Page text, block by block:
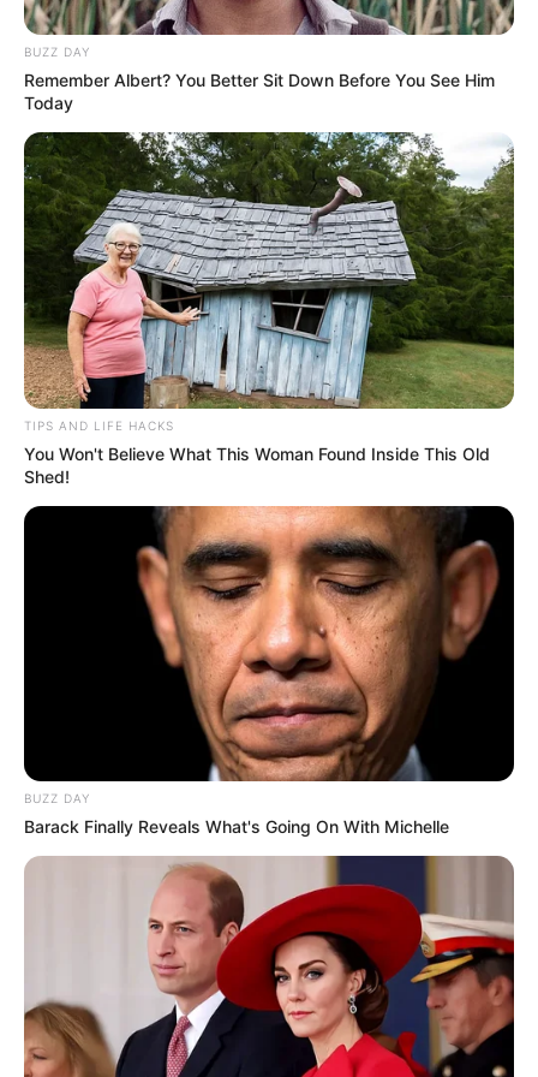
Ia pernah dikabarkan memiliki hubungan romantis dengan lawan
mainnya Xiao Zhan. Hal ini dikaenakan, Xiao Zhan sering
berinteraksi di Weibo. Tak ada konfirmasi hubungan keduanya.
Kekayaan
Tidak diketahui pasti berapa total kekayaan Wang Yuwen,
kekayaannya berasal dari kariernya sebagai Aktris.
Fakta Menarik
Nama chinesenya 王玉雯.
Pernah mempelajari tari balet saat maish sekolah menengah.
Ia bisa bermain piano.
Tipe idealnya adalah sopan, perhatian dan lemah lembut.
Zodiaknya gemini dan shionya kerbau.
BUZZ DAY
Remember Albert? You Better Sit Down Before You See Him
Today
TIPS AND LIFE HACKS
You Won't Believe What This Woman Found Inside This Old
Shed!
BUZZ DAY
Barack Finally Reveals What's Going On With Michelle